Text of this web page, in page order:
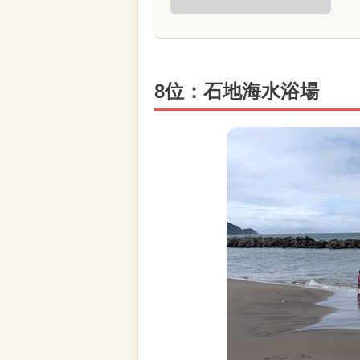
8位：石地海水浴場